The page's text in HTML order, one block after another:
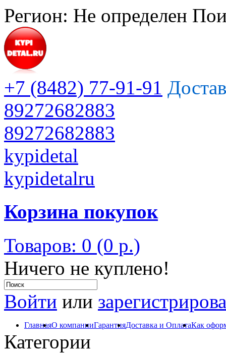
Регион: Не определен
+7 (8482) 77-91-91
89272682883
89272682883
kypidetal
kypidetalru
Корзина покупок
Товаров: 0 (0 р.)
Ничего не куплено!
Войти или
ГлавнаяО компанииГарантияДоставка и ОплатаКак
Категории